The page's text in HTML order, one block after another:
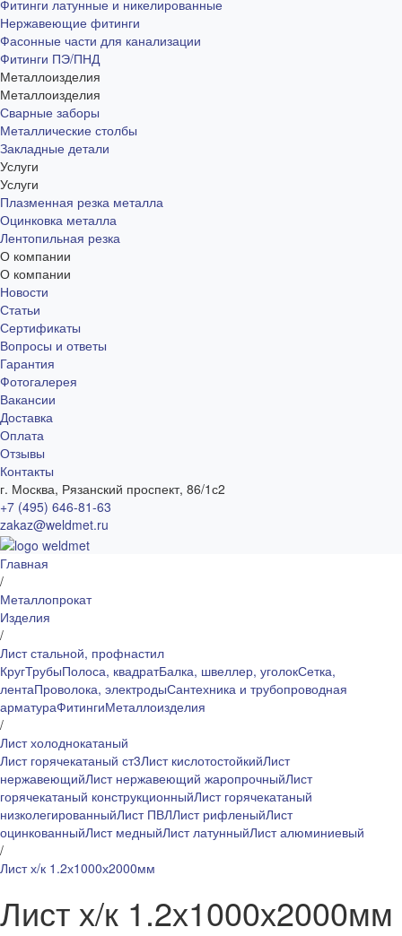
Фитинги латунные и никелированные
Нержавеющие фитинги
Фасонные части для канализации
Фитинги ПЭ/ПНД
Металлоизделия
Металлоизделия
Сварные заборы
Металлические столбы
Закладные детали
Услуги
Услуги
Плазменная резка металла
Оцинковка металла
Лентопильная резка
О компании
О компании
Новости
Статьи
Сертификаты
Вопросы и ответы
Гарантия
Фотогалерея
Вакансии
Доставка
Оплата
Отзывы
Контакты
г. Москва, Рязанский проспект, 86/1с2
+7 (495) 646-81-63
zakaz@weldmet.ru
Главная
/
Металлопрокат
Изделия
/
Лист стальной, профнастил
КругТрубыПолоса, квадратБалка, швеллер, уголокСетка,
лентаПроволока, электродыСантехника и трубопроводная
арматураФитингиМеталлоизделия
/
Лист холоднокатаный
Лист горячекатаный ст3Лист кислотостойкийЛист
нержавеющийЛист нержавеющий жаропрочныйЛист
горячекатаный конструкционныйЛист горячекатаный
низколегированныйЛист ПВЛЛист рифленыйЛист
оцинкованныйЛист медныйЛист латунныйЛист алюминиевый
/
Лист х/к 1.2х1000х2000мм
Лист х/к 1.2х1000х2000мм